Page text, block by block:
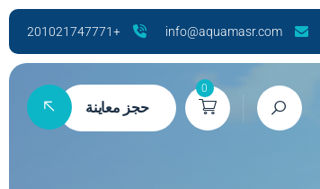
info@aquamasr.com
+201021747771
0
حجز معاينة